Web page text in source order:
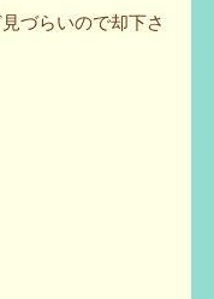
づらいので却下さ